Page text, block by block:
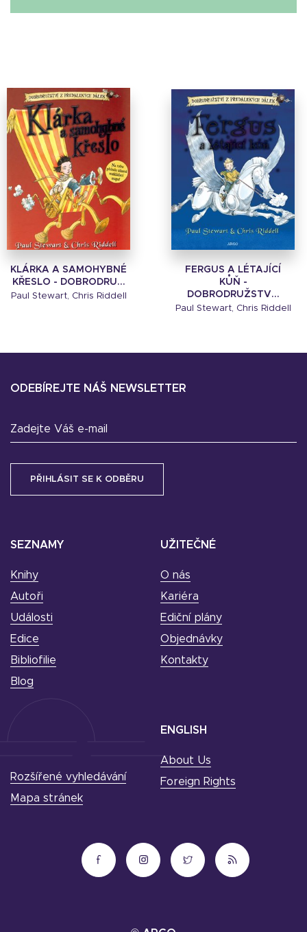
KLÁRKA A SAMOHYBNÉ
KŘESLO - DOBRODRU...
Paul Stewart, Chris Riddell
FERGUS A LÉTAJÍCÍ
KŮŇ -
DOBRODRUŽSTV...
Paul Stewart, Chris Riddell
SEZNAMY
Knihy
Autoři
Události
Edice
Bibliofilie
Blog
UŽITEČNÉ
O nás
Kariéra
Ediční plány
Objednávky
Kontakty
ODEBÍREJTE NÁŠ NEWSLETTER
Zadejte Váš e-mail
ENGLISH
About Us
Foreign Rights
Rozšířené vyhledávání
Mapa stránek